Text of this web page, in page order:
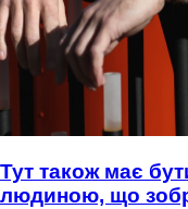
Тут також має
людиною, що